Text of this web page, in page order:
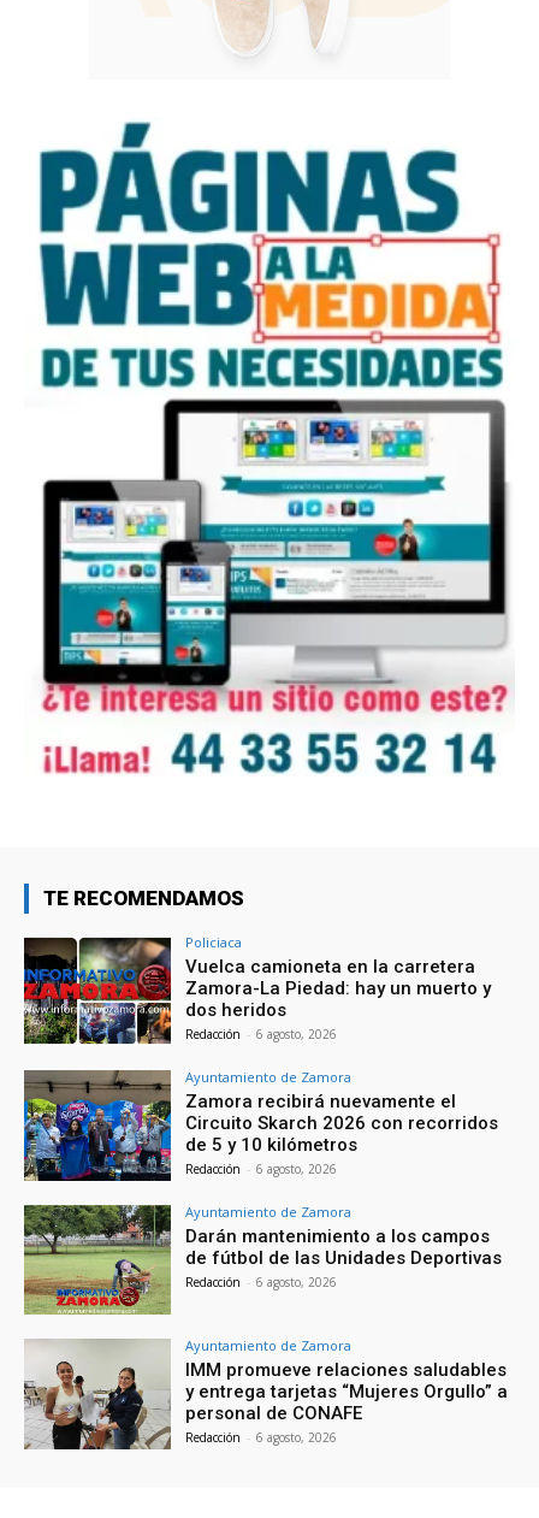
TE RECOMENDAMOS
Policiaca
Vuelca camioneta en la carretera
Zamora-La Piedad: hay un muerto y
dos heridos
Redacción - 6 agosto, 2026
Ayuntamiento de Zamora
Zamora recibirá nuevamente el
Circuito Skarch 2026 con recorridos
de 5 y 10 kilómetros
Redacción - 6 agosto, 2026
Ayuntamiento de Zamora
Darán mantenimiento a los campos
de fútbol de las Unidades Deportivas
Redacción - 6 agosto, 2026
Ayuntamiento de Zamora
IMM promueve relaciones saludables
y entrega tarjetas “Mujeres Orgullo” a
personal de CONAFE
Redacción - 6 agosto, 2026